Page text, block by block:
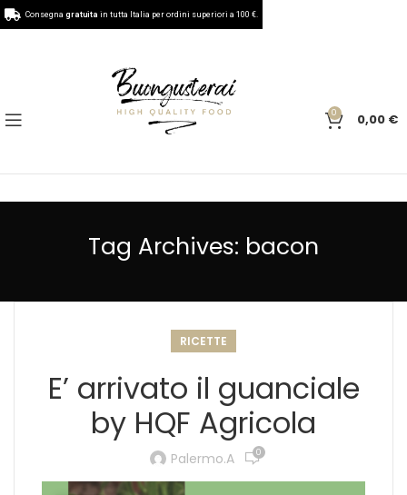
0 0,00 €
Tag Archives: bacon
RICETTE
E’ arrivato il guanciale
by HQF Agricola
Palermo.a 0
Consegna gratuita in tutta Italia per ordini superiori a 100 €.